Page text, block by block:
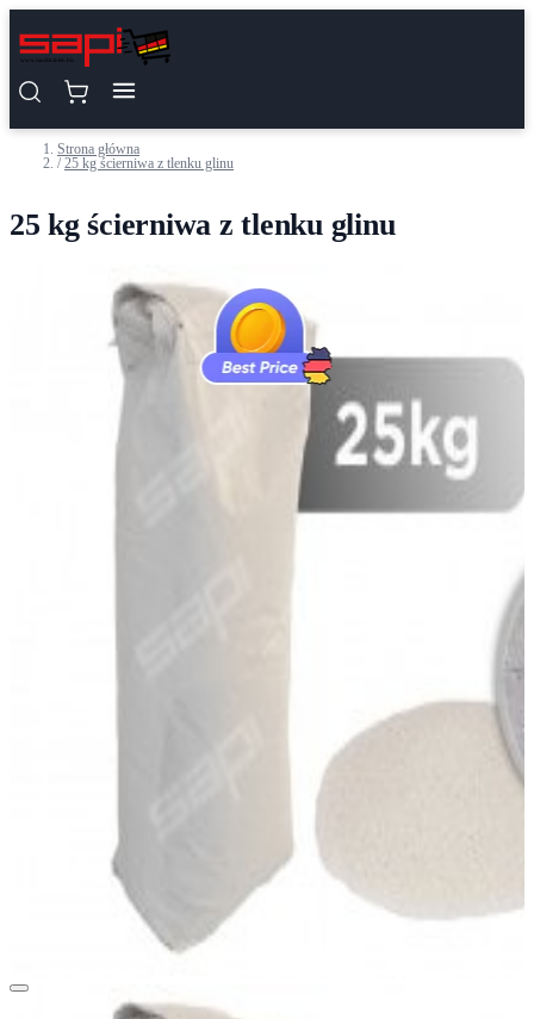
Strona główna
/ 25 kg ścierniwa z tlenku glinu
25 kg ścierniwa z tlenku glinu